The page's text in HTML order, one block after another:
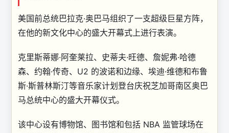
美国前总统巴拉克·奥巴马组织了一支超级巨星方阵，
在他的新文化中心的盛大开幕式上进行表演。
克里斯蒂娜·阿奎莱拉、史蒂夫·旺德、詹妮弗·哈德
森、约翰·传奇、U2 的波诺和边缘、埃迪·维德和布鲁
斯·斯普林斯汀等音乐家计划登台庆祝芝加哥南区奥巴
马总统中心的盛大开幕仪式。
该中心设有博物馆、图书馆和包括 NBA 监管球场在